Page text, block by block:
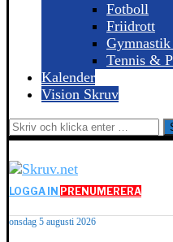
Fotboll
Friidrott
Tennis &
Kalender
Vision Skruv
LOGGA IN PRENUMERERA
onsdag 5 augusti 2026